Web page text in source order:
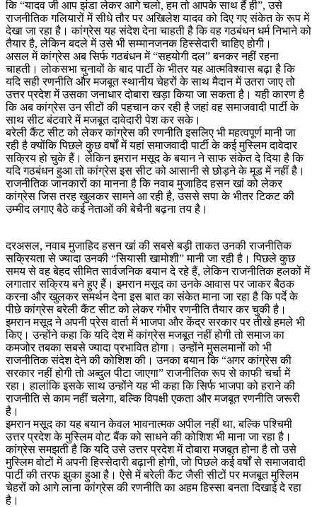
कि “यादव जी आप झंडा लेकर आगे चलो, हम तो आपके साथ हैं ही”, उसे
राजनीतिक गलियारों में सीधे तौर पर अखिलेश यादव को दिए गए संकेत के रूप में
देखा जा रहा है। कांग्रेस यह संदेश देना चाहती है कि वह गठबंधन धर्म निभाने को
तैयार है, लेकिन बदले में उसे भी सम्मानजनक हिस्सेदारी चाहिए होगी।
असल में कांग्रेस अब सिर्फ गठबंधन में “सहयोगी दल” बनकर नहीं रहना
चाहती। लोकसभा चुनावों के बाद पार्टी के भीतर यह आत्मविश्वास बढ़ा है कि
यदि सही रणनीति और मजबूत स्थानीय चेहरों के साथ मैदान में उतरा जाए तो
उत्तर प्रदेश में उसका जनाधार दोबारा खड़ा किया जा सकता है। यही कारण है
कि अब कांग्रेस उन सीटों की पहचान कर रही है जहां वह समाजवादी पार्टी के
साथ सीट बंटवारे में मजबूत दावेदारी पेश कर सके।
बरेली कैंट सीट को लेकर कांग्रेस की रणनीति इसलिए भी महत्वपूर्ण मानी जा
रही है क्योंकि पिछले कुछ वर्षों में यहां समाजवादी पार्टी के कई मुस्लिम दावेदार
सक्रिय हो चुके हैं। लेकिन इमरान मसूद के बयान ने साफ संकेत दे दिया है कि
यदि गठबंधन हुआ तो कांग्रेस इस सीट को आसानी से छोड़ने के मूड में नहीं है।
राजनीतिक जानकारों का मानना है कि नवाब मुजाहिद हसन खां को लेकर
कांग्रेस जिस तरह खुलकर सामने आ रही है, उससे सपा के भीतर टिकट की
उम्मीद लगाए बैठे कई नेताओं की बेचैनी बढ़ना तय है।
दरअसल, नवाब मुजाहिद हसन खां की सबसे बड़ी ताकत उनकी राजनीतिक
सक्रियता से ज्यादा उनकी “सियासी खामोशी” मानी जा रही है। पिछले कुछ
समय से वह बेहद सीमित सार्वजनिक बयान दे रहे हैं, लेकिन राजनीतिक हलकों में
लगातार सक्रिय बने हुए हैं। इमरान मसूद का उनके आवास पर जाकर बैठक
करना और खुलकर समर्थन देना इस बात का संकेत माना जा रहा है कि पर्दे के
पीछे कांग्रेस बरेली कैंट सीट को लेकर गंभीर रणनीति तैयार कर चुकी है।
इमरान मसूद ने अपनी प्रेस वार्ता में भाजपा और केंद्र सरकार पर तीखे हमले भी
किए। उन्होंने कहा कि यदि देश में कांग्रेस मजबूत नहीं होगी तो समाज का
कमजोर तबका सबसे ज्यादा प्रभावित होगा। उन्होंने मुसलमानों को भी
राजनीतिक संदेश देने की कोशिश की। उनका बयान कि “अगर कांग्रेस की
सरकार नहीं होगी तो अब्दुल पीटा जाएगा” राजनीतिक रूप से काफी चर्चा में
रहा। हालांकि इसके साथ उन्होंने यह भी कहा कि सिर्फ भाजपा को हराने की
राजनीति से काम नहीं चलेगा, बल्कि विपक्षी एकता और मजबूत रणनीति जरूरी
है।
इमरान मसूद का यह बयान केवल भावनात्मक अपील नहीं था, बल्कि पश्चिमी
उत्तर प्रदेश के मुस्लिम वोट बैंक को साधने की कोशिश भी माना जा रहा है।
कांग्रेस समझती है कि यदि उसे उत्तर प्रदेश में दोबारा मजबूत होना है तो उसे
मुस्लिम वोटों में अपनी हिस्सेदारी बढ़ानी होगी, जो पिछले कई वर्षों से समाजवादी
पार्टी की तरफ झुका हुआ है। ऐसे में बरेली कैंट जैसी सीटों पर मजबूत मुस्लिम
चेहरों को आगे लाना कांग्रेस की रणनीति का अहम हिस्सा बनता दिखाई दे रहा
है।